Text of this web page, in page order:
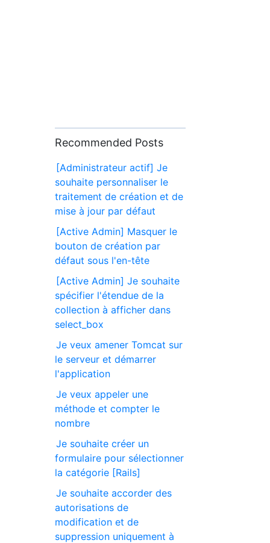
Recommended Posts
[Administrateur actif] Je
souhaite personnaliser le
traitement de création et de
mise à jour par défaut
[Active Admin] Masquer le
bouton de création par
défaut sous l'en-tête
[Active Admin] Je souhaite
spécifier l'étendue de la
collection à afficher dans
select_box
Je veux amener Tomcat sur
le serveur et démarrer
l'application
Je veux appeler une
méthode et compter le
nombre
Je souhaite créer un
formulaire pour sélectionner
la catégorie [Rails]
Je souhaite accorder des
autorisations de
modification et de
suppression uniquement à